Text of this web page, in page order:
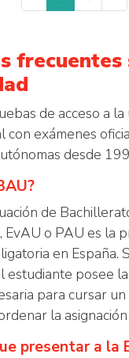
frecuentes
de acceso a la
con exámenes
desde
de
EvAU o PAU es la
en España.
estudiante posee
para cursar
la
presentar a la